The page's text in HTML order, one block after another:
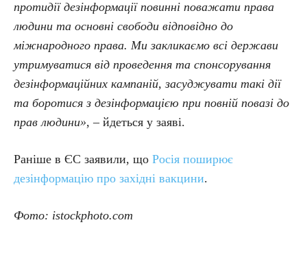
протидії дезінформації повинні поважати права
людини та основні свободи відповідно до
міжнародного права. Ми закликаємо всі держави
утримуватися від проведення та спонсорування
дезінформаційних кампаній, засуджувати такі дії
та боротися з дезінформацією при повній повазі до
прав людини», – йдеться у заяві.
Раніше в ЄС заявили, що Росія поширює
дезінформацію про західні вакцини.
Фото: istockphoto.com